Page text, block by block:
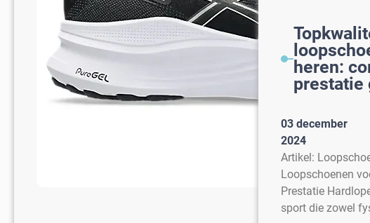
heren:
prestatie
03 december
2024
Artikel:
Loopschoenen
Prestatie
sport die zowel